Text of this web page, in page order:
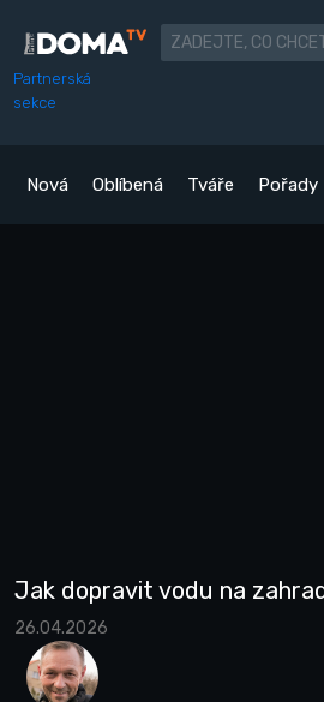
Partnerská
sekce
Nová Oblíbená Tváře Pořady
Jak dopravit vodu na
26.04.2026